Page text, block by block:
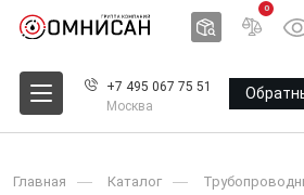
0
+7 495 067 75 51
Москва
Главная Каталог